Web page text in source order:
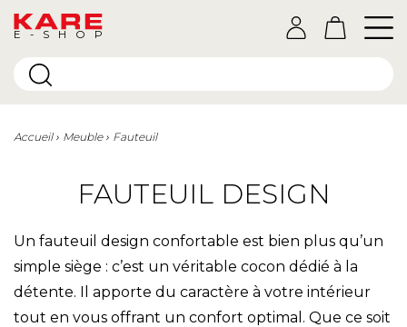
E-SHOP
Accueil Meuble Fauteuil
FAUTEUIL DESIGN
Un fauteuil design confortable est bien plus qu’un
simple siège : c’est un véritable cocon dédié à la
détente. Il apporte du caractère à votre intérieur
tout en vous offrant un confort optimal. Que ce soit